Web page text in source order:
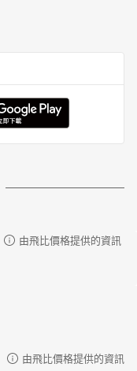
由飛比價格提供的資訊
由飛比價格提供的資訊